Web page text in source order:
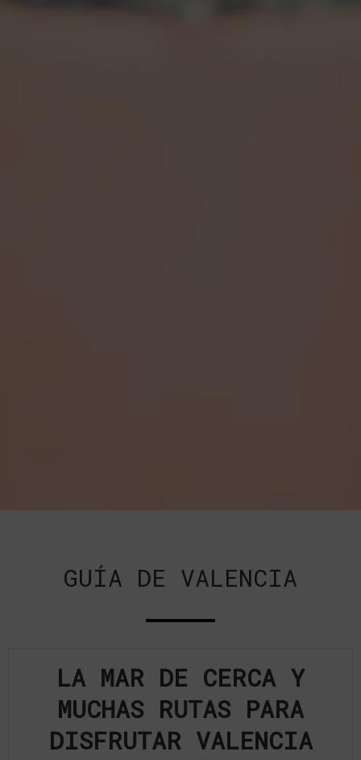
GUÍA DE VALENCIA
LA MAR DE CERCA Y
MUCHAS RUTAS PARA
DISFRUTAR VALENCIA